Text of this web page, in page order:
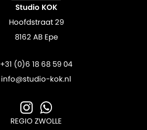
Studio KOK
Hoofdstraat 29
8162 AB Epe
+31 (0)6 18 68 59 04
info@studio-kok.nl
REGIO ZWOLLE